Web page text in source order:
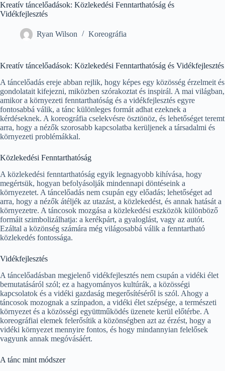
Kreatív táncelőadások: Közlekedési Fenntarthatóság és
Vidékfejlesztés
Ryan Wilson Koreográfia
Kreatív táncelőadások: Közlekedési Fenntarthatóság és Vidékfejlesztés
A táncelőadás ereje abban rejlik, hogy képes egy közösség érzelmeit és
gondolatait kifejezni, miközben szórakoztat és inspirál. A mai világban,
amikor a környezeti fenntarthatóság és a vidékfejlesztés egyre
fontosabbá válik, a tánc különleges formát adhat ezeknek a
kérdéseknek. A koreográfia cselekvésre ösztönöz, és lehetőséget teremt
arra, hogy a nézők szorosabb kapcsolatba kerüljenek a társadalmi és
környezeti problémákkal.
Közlekedési Fenntarthatóság
A közlekedési fenntarthatóság egyik legnagyobb kihívása, hogy
megértsük, hogyan befolyásolják mindennapi döntéseink a
környezetet. A táncelőadás nem csupán egy előadás; lehetőséget ad
arra, hogy a nézők átéljék az utazást, a közlekedést, és annak hatását a
környezetre. A táncosok mozgása a közlekedési eszközök különböző
formáit szimbolizálhatja: a kerékpárt, a gyaloglást, vagy az autót.
Ezáltal a közönség számára még világosabbá válik a fenntartható
közlekedés fontossága.
Vidékfejlesztés
A táncelőadásban megjelenő vidékfejlesztés nem csupán a vidéki élet
bemutatásáról szól; ez a hagyományos kultúrák, a közösségi
kapcsolatok és a vidéki gazdaság megerősítéséről is szól. Ahogy a
táncosok mozognak a színpadon, a vidéki élet szépsége, a természeti
környezet és a közösségi együttműködés üzenete kerül előtérbe. A
koreográfiai elemek felerősítik a közönségben azt az érzést, hogy a
vidéki környezet mennyire fontos, és hogy mindannyian felelősek
vagyunk annak megóvásáért.
A tánc mint módszer